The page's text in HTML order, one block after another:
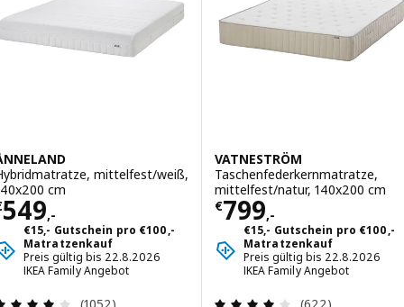
mittelfest/weiß,
cm
549,-€ 549,-
€15,- Gutschein pro €100,-
Matratzenkauf
Preis gültig bis 22.8.2026
IKEA Family Angebot
Überprüfung: 4 aus 5 sterne. Bewertungen
VATNESTRÖM
Taschenfederkernmatratze,
mittelfest/natur, 140x200 cm
€799,-
Preis € 799,-
€15,- Gutschein pro €100,-
Matratzenkauf
Preis gültig bis 22.8.2026
IKEA Family Angebot
Überprüfung: